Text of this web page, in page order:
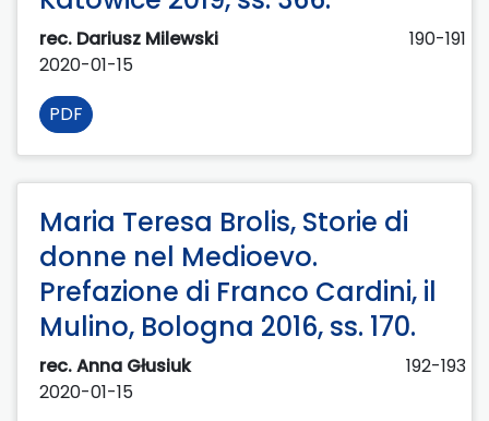
rec. Dariusz Milewski
190-191
2020-01-15
PDF
Maria Teresa Brolis, Storie di
donne nel Medioevo.
Prefazione di Franco Cardini, il
Mulino, Bologna 2016, ss. 170.
rec. Anna Głusiuk
192-193
2020-01-15